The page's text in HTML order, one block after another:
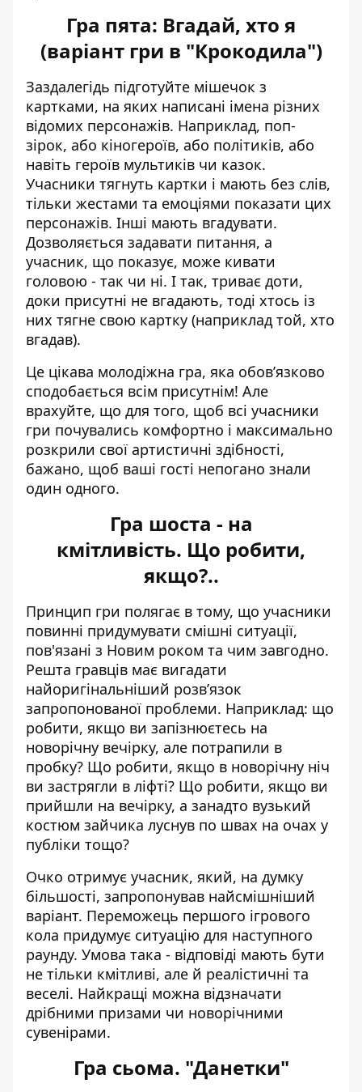
Гра пята: Вгадай, хто я
(варіант гри в "Крокодила")
Заздалегідь підготуйте мішечок з
картками, на яких написані імена різних
відомих персонажів. Наприклад, поп-
зірок, або кіногероїв, або політиків, або
навіть героїв мультиків чи казок.
Учасники тягнуть картки і мають без слів,
тільки жестами та емоціями показати цих
персонажів. Інші мають вгадувати.
Дозволяється задавати питання, а
учасник, що показує, може кивати
головою - так чи ні. І так, триває доти,
доки присутні не вгадають, тоді хтось із
них тягне свою картку (наприклад той, хто
вгадав).
Це цікава молодіжна гра, яка обов’язково
сподобається всім присутнім! Але
врахуйте, що для того, щоб всі учасники
гри почувались комфортно і максимально
розкрили свої артистичні здібності,
бажано, щоб ваші гості непогано знали
один одного.
Гра шоста - на
кмітливість. Що робити,
якщо?..
Принцип гри полягає в тому, що учасники
повинні придумувати смішні ситуації,
пов'язані з Новим роком та чим завгодно.
Решта гравців має вигадати
найоригінальніший розв’язок
запропонованої проблеми. Наприклад: що
робити, якщо ви запізнюєтесь на
новорічну вечірку, але потрапили в
пробку? Що робити, якщо в новорічну ніч
ви застрягли в ліфті? Що робити, якщо ви
прийшли на вечірку, а занадто вузький
костюм зайчика луснув по швах на очах у
публіки тощо?
Очко отримує учасник, який, на думку
більшості, запропонував найсмішніший
варіант. Переможець першого ігрового
кола придумує ситуацію для наступного
раунду. Умова така - відповіді мають бути
не тільки кмітливі, але й реалістичні та
веселі. Найкращі можна відзначати
дрібними призами чи новорічними
сувенірами.
Гра сьома. "Данетки"